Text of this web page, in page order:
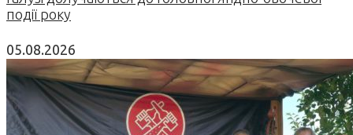
події року
05.08.2026